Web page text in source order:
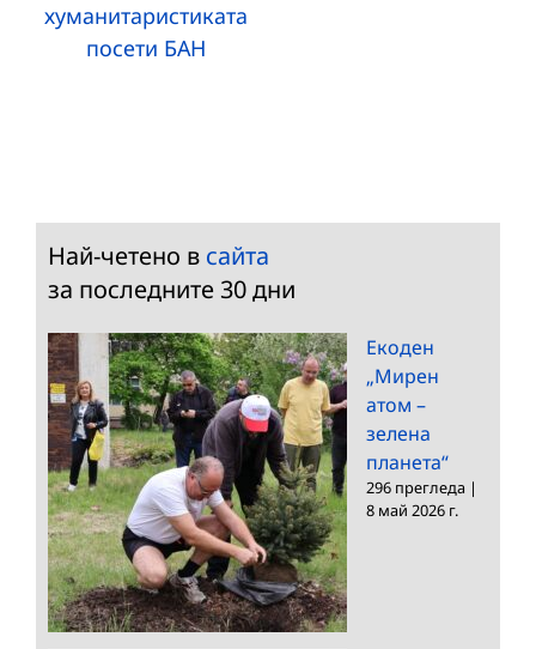
хуманитаристиката
посети БАН
Най-четено в сайта
за последните 30 дни
Екоден
„Мирен
атом –
зелена
планета“
296 прегледа |
8 май 2026 г.